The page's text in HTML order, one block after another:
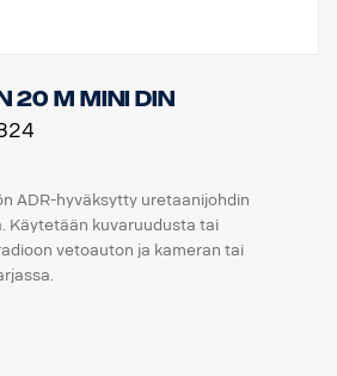
m MINI DIN
ADR-hyväksytty uretaanijohdin
Käytetään kuvaruudusta tai
vetoauton ja kameran tai